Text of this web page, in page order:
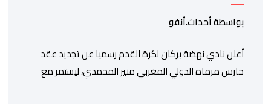
بواسطة أحداث.أنفو
​أعلن نادي نهضة بركان لكرة القدم رسميا عن تجديد عقد
حارس مرماه الدولي المغربي منير المحمدي، ليستمر مع